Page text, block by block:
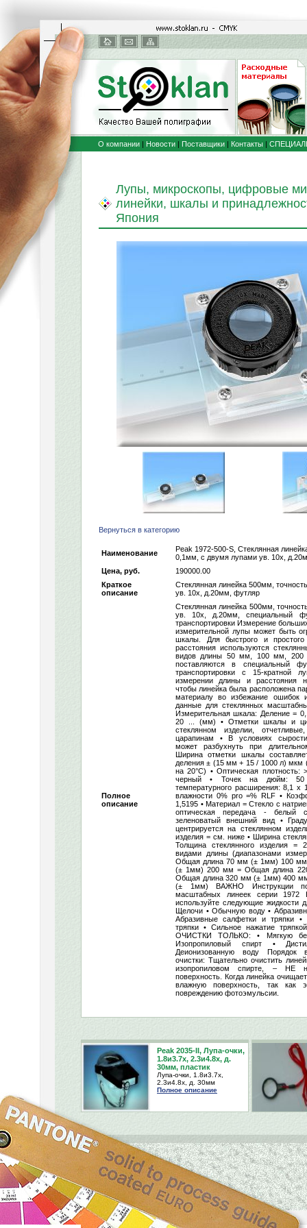
О компании | Новости | Поставщики | Контакты |
Лупы, микроскопы, цифровые
линейки, шкалы и
Япония
Вернуться в категорию
Наименование
Peak 1972-500-S, Стеклянная
0,1мм, с двумя лупами ув. 10х,
Цена, руб.
190000.00
Краткое
описание
Стеклянная линейка 500мм,
ув. 10х, д.20мм, футляр
Полное
описание
Стеклянная линейка 500мм,
ув. 10х, д.20мм, специальный
транспортировки Измерение
измерительной лупы может быть
шкалы. Для быстрого и
расстояния используются
видов длины 50 мм, 100 мм,
поставляются в специальный
транспортировки с 15-кратной
измерении длины и расстояния
чтобы линейка была расположена
материалу во избежание ошибок
данные для стеклянных
Измерительная шкала: Деление =
20 ... (мм) • Отметки шкалы и
стеклянном изделии,
царапинам • В условиях
может разбухнуть при
Ширина отметки шкалы
деления ± (15 мм + 15 / 1000 л) мкм
на 20°C) • Оптическая плотность:
черный • Точек на дюйм: 50
температурного расширения: 8,1 x
влажности 0% pro =% RLF •
1,5195 • Материал = Стекло с
оптическая передача - белый
зеленоватый внешний вид •
центрируется на стеклянном
изделия = см. ниже • Ширина
Толщина стеклянного изделия =
видами длины (диапазонами
Общая длина 70 мм (± 1мм) 100
(± 1мм) 200 мм = Общая длина
Общая длина 320 мм (± 1мм) 400
(± 1мм) ВАЖНО Инструкции по
масштабных линеек серии
используйте следующие жидкости
Щелочи • Обычную воду •
Абразивные салфетки и тряпки
тряпки • Сильное нажатие
ОЧИСТКИ ТОЛЬКО: • Мягкую
Изопропиловый спирт •
Деионизованную воду Порядок
очистки: Тщательно очистить
изопропиловом спирте, – НЕ
поверхность. Когда линейка
влажную поверхность, так как
повреждению фотоэмульсии.
Peak 2035-II, Лупа-очки,
1.8и3.7х, 2.3и4.8х, д.
30мм, пластик
Лупа-очки, 1.8и3.7х,
2.3и4.8х, д. 30мм
Полное описание